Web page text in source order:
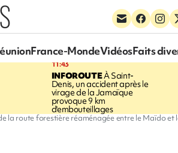
France-MondeVidéosFaits
11:43
INFOROUTEÀ Saint-
Denis, un accident après le
virage de la Jamaïque
provoque 9 km
d'embouteillages
la route forestière réaménagée entre le Maïdo et